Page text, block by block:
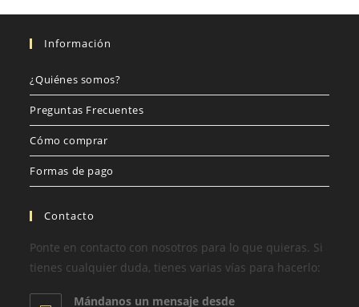
Información
¿Quiénes somos?
Preguntas Frecuentes
Cómo comprar
Formas de pago
Contacto
Ponte en contacto con nosotros para lo que quieras. Si
tienes cualquier duda, tienes varias vías para hacerlo:
Mándanos un mensaje desde